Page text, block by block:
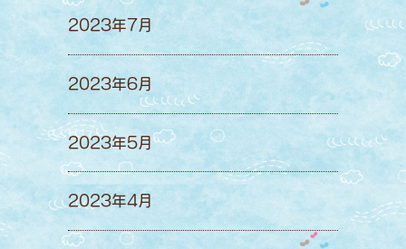
2023年7月
2023年6月
2023年5月
2023年4月